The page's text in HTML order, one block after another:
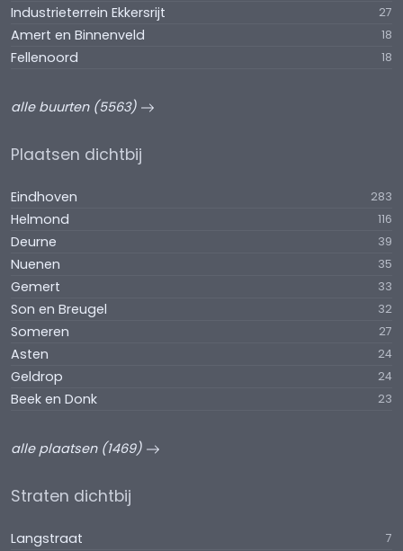
Industrieterrein Ekkersrijt 27
Amert en Binnenveld 18
Fellenoord 18
alle buurten (5563)
Plaatsen dichtbij
Eindhoven 283
Helmond 116
Deurne 39
Nuenen 35
Gemert 33
Son en Breugel 32
Someren 27
Asten 24
Geldrop 24
Beek en Donk 23
alle plaatsen (1469)
Straten dichtbij
Langstraat 7